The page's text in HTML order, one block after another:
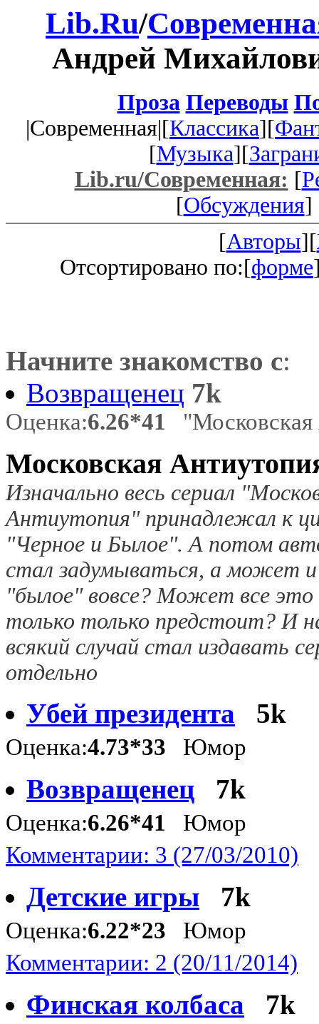
Lib.Ru/
Андрей
Проза Переводы
|Современная|[Классика][
[Музыка][
Lib.ru/Современная: [
[Обсуждения]
[Авторы][
Отсортировано по:[форме
Начните знакомство с:
Возвращенец 7k
Оценка:6.26*41
Московская
Изначально весь сериал
Антиутопия" принадлежал к
"Черное и Былое". А потом
стал задумываться, а может и
"былое" вовсе? Может все
только только предстоит? И
всякий случай стал издавать
отдельно
Убей президента 5k
Оценка:4.73*33 Юмор
Возвращенец 7k
Оценка:6.26*41 Юмор
Комментарии: 3 (27/03/2010)
Детские игры 7k
Оценка:6.22*23 Юмор
Комментарии: 2 (20/11/2014)
Финская колбаса 7k